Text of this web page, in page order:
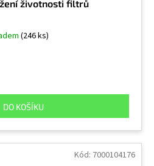
životnosti filtrů
(246 ks)
DO KOŠÍKU
Kód: 7000104176